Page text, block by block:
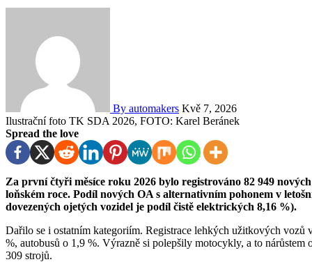
By automakers Kvě 7, 2026
Ilustrační foto TK SDA 2026, FOTO: Karel Beránek
Spread the love
Za první čtyři měsíce roku 2026 bylo registrováno 82 949 nových osobních aut, což je o 2,5 % více než za stejné období v
loňském roce. Podíl nových OA s alternativním pohonem v
dovezených ojetých vozidel je podíl čistě elektrických 8,16 %).
Dařilo se i ostatním kategoriím. Registrace lehkých užitkových
%, autobusů o 1,9 %. Výrazně si polepšily motocykly, a to
309 strojů.